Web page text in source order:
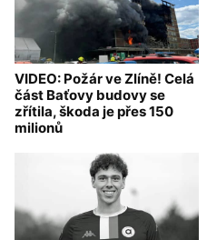
VIDEO: Požár ve Zlíně! Celá
část Baťovy budovy se
zřítila, škoda je přes 150
milionů